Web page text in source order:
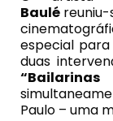
Baulé reuniu-
especial
duas
Paulo – uma